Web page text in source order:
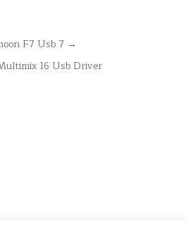
F7 Usb 7 →
16 Usb Driver